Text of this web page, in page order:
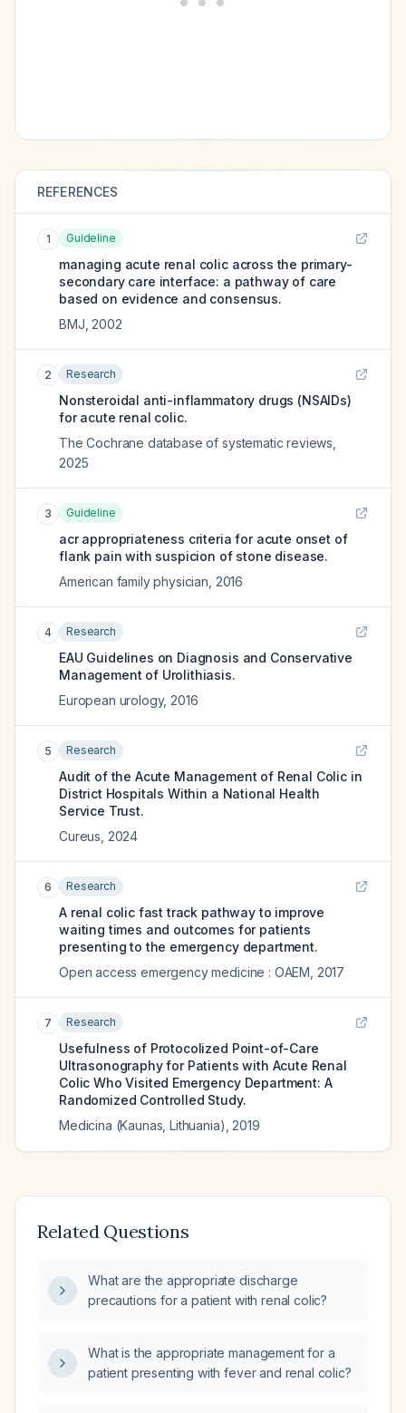
REFERENCES
1 Guideline
managing acute renal colic across the primary-
secondary care interface: a pathway of care
based on evidence and consensus.
BMJ 2002
2 Research
Nonsteroidal anti-inflammatory drugs (NSAIDs)
for acute renal colic.
The Cochrane database of systematic reviews
2025
3 Guideline
acr appropriateness criteria for acute onset of
flank pain with suspicion of stone disease.
American family physician 2016
4 Research
EAU Guidelines on Diagnosis and Conservative
Management of Urolithiasis.
European urology, 2016
5 Research
Audit of the Acute Management of Renal Colic in
District Hospitals Within a National Health
Service Trust.
Cureus 2024
6 Research
A renal colic fast track pathway to improve
waiting times and outcomes for patients
presenting to the emergency department.
Open access emergency medicine : OAEM 2017
7 Research
Usefulness of Protocolized Point-of-Care
Ultrasonography for Patients with Acute Renal
Colic Who Visited Emergency Department: A
Randomized Controlled Study.
Medicina (Kaunas, Lithuania) 2019
Related Questions
What are the appropriate discharge
precautions for a patient with renal colic?
What is the appropriate management for a
patient presenting with fever and renal colic?